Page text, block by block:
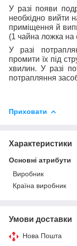
У разі появи
необхідно вийти
приміщення й
(1 чайна ложка на
У разі
промити їх під
хвилин. У разі
потрапляння
Приховати
Характеристики
Основні атрибути
Виробник
Країна виробник
Умови доставки
Нова Пошта